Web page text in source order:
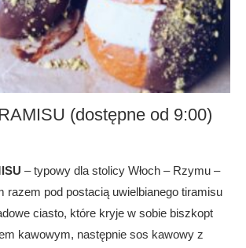
(dostępne od 9:00)
– typowy dla stolicy Włoch – Rzymu –
razem pod postacią uwielbianego tiramisu
ciasto, które kryje w sobie biszkopt
kawowym, następnie sos kawowy z